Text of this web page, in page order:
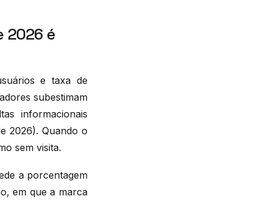
2026 é
e taxa de
subestimam
informacionais
2026). Quando o
sem visita.
a porcentagem
em que a marca